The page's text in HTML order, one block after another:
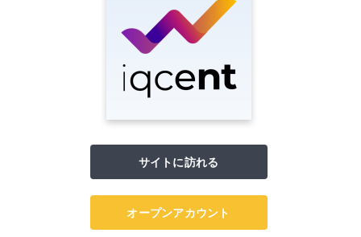
サイトに訪れる
オープンアカウント